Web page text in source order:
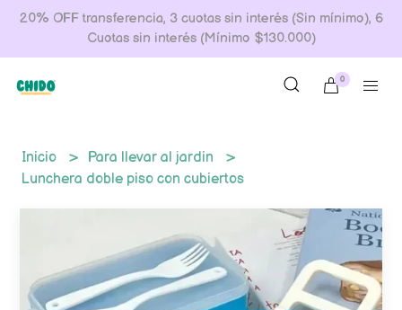
20% OFF transferencia, 3 cuotas sin interés (Sin mínimo), 6
Cuotas sin interés (Mínimo $130.000)
0
Inicio
Para llevar al jardin
Lunchera doble piso con cubiertos